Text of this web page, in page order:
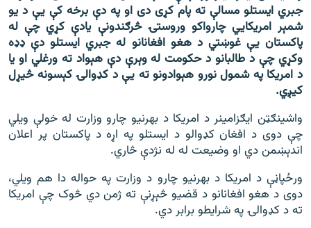
د ازادې اروپا/ ازادي راډيو ټولې پاڼې
جبري ایستلو مسالې ته پام کړی دی او په دې برخه کې یې د یو
شمېر امریکايي چارواکو وروستۍ څرګندونې یادې کړي چې له
پاکستان یې غوښتي د هغو افغانانو له جبري ایستلو دې ډډه
وکړي چې د طالبانو د حکومت له وېرې دې هېواد ته ورغلي او یا
د امریکا په شمول نورو هېوادونو ته یې د کډوالۍ کېسونه څیړل
کیږي.
واشینګټن ایګزامینر د امریکا د بهرنیو چارو وزارت له خولې ویلي
چې دوی د افغان کډوالو د ایستلو په اړه د پاکستان پر اعلان
اندېښمن دي او وضیعت له له نژدې څاري.
ورځپاڼې د امریکا د بهرنیو چارو د وزارت په حواله دا هم ویلي،
دوی د هغو افغانانو د قضیو څېړنې ته ژمن دي څوک چې امریکا
ته د کډوالۍ په شرایطو برابر دي.